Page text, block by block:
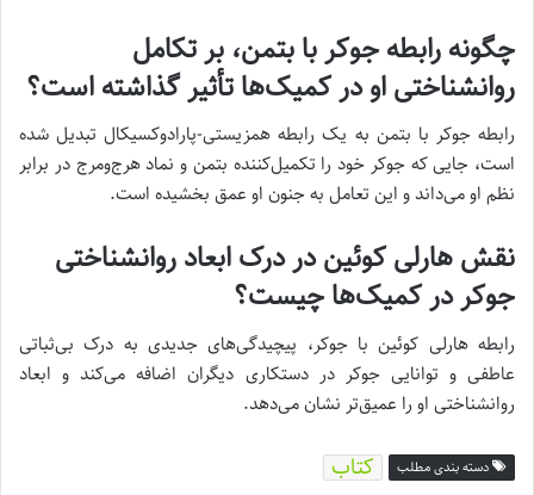
چگونه رابطه جوکر با بتمن، بر تکامل
روانشناختی او در کمیک‌ها تأثیر گذاشته است؟
رابطه جوکر با بتمن به یک رابطه همزیستی-پارادوکسیکال تبدیل شده
است، جایی که جوکر خود را تکمیل‌کننده بتمن و نماد هرج‌ومرج در برابر
نظم او می‌داند و این تعامل به جنون او عمق بخشیده است.
نقش هارلی کوئین در درک ابعاد روانشناختی
جوکر در کمیک‌ها چیست؟
رابطه هارلی کوئین با جوکر، پیچیدگی‌های جدیدی به درک بی‌ثباتی
عاطفی و توانایی جوکر در دستکاری دیگران اضافه می‌کند و ابعاد
روانشناختی او را عمیق‌تر نشان می‌دهد.
دسته بندی مطلب کتاب